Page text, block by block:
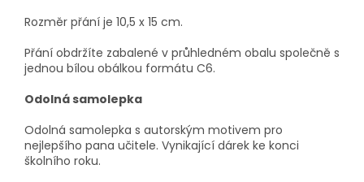
Rozměr přání je 10,5 x 15 cm.
Přání obdržíte zabalené v průhledném obalu společně s
jednou bílou obálkou formátu C6.
Odolná samolepka
Odolná samolepka s autorským motivem pro
nejlepšího pana učitele. Vynikající dárek ke konci
školního roku.